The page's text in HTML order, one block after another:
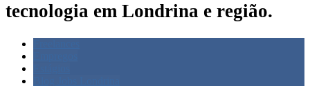
tecnologia em Londrina e região.